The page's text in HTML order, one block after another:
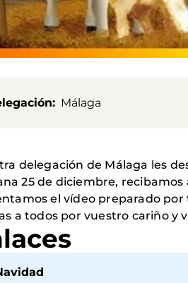
Málaga
delegación de Málaga les
25 de diciembre, recibamos
el vídeo preparado
a todos por vuestro cariño